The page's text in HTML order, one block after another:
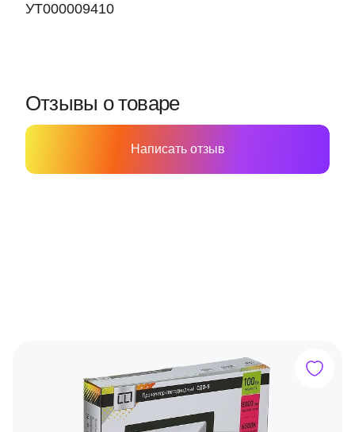
УТ000009410
Отзывы о товаре
Написать отзыв